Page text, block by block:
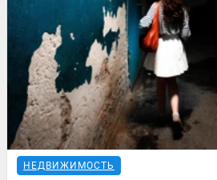
НЕДВИЖИМОСТЬ